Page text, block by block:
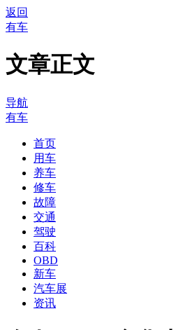
返回
有车
文章正文
导航
有车
首页
用车
养车
修车
故障
交通
驾驶
百科
OBD
新车
汽车展
资讯